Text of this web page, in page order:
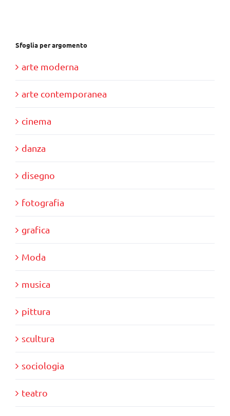
Sfoglia per argomento
arte moderna
arte contemporanea
cinema
danza
disegno
fotografia
grafica
Moda
musica
pittura
scultura
sociologia
teatro